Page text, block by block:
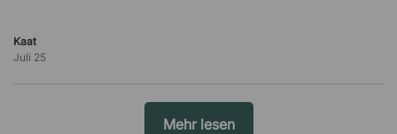
Kaat
Juli 25
Mehr lesen